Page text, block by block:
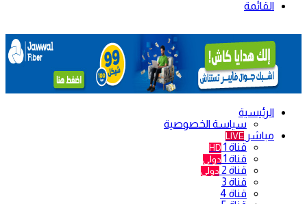
القائمة
الرئيسية
سياسة الخصوصية
مباشر LIVE
قناة 1 HD
قناة 1 دولي
قناة 2 دولي
قناة 3
قناة 4